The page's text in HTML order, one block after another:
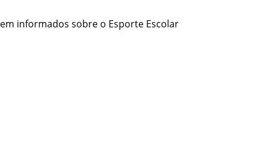
informados sobre o Esporte Escolar